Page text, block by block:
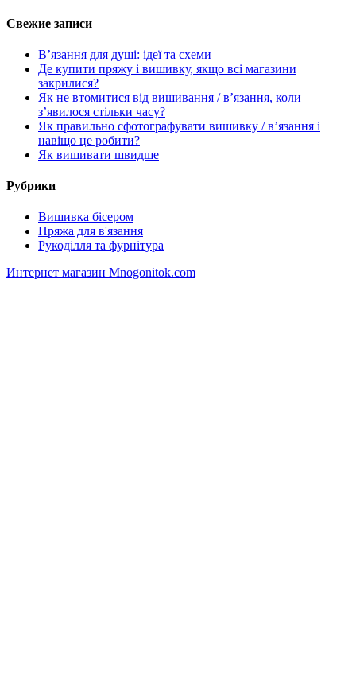
Свежие записи
В’язання для душі: ідеї та схеми
Де купити пряжу і вишивку, якщо всі магазини
закрилися?
Як не втомитися від вишивання / в’язання, коли
з’явилося стільки часу?
Як правильно сфотографувати вишивку / в’язання і
навіщо це робити?
Як вишивати швидше
Рубрики
Вишивка бісером
Пряжа для в'язання
Рукоділля та фурнітура
Интернет магазин Mnogonitok.com